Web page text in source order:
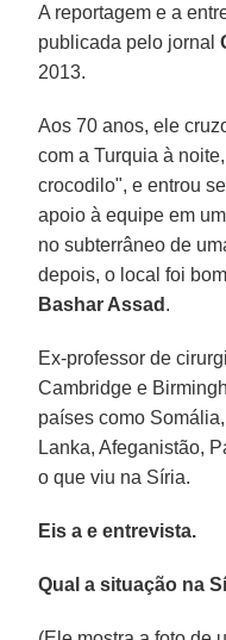
A reportagem e a
publicada pelo jornal
2013.
Aos 70 anos, ele
com a Turquia à
crocodilo", e entrou
apoio à equipe em
no subterrâneo de
depois, o local foi
Bashar Assad .
Ex-professor de
Cambridge e
países como
Lanka, Afeganistão,
o que viu na Síria.
Eis a e entrevista.
Qual a situação na